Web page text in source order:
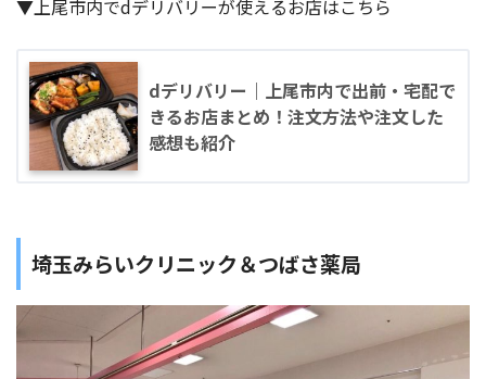
▼上尾市内でdデリバリーが使えるお店はこちら
dデリバリー｜上尾市内で出前・宅配で
きるお店まとめ！注文方法や注文した
感想も紹介
埼玉みらいクリニック＆つばさ薬局